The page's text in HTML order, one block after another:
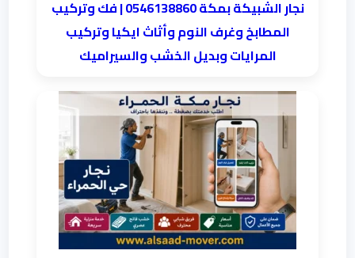
نجار الشبيكة بمكة 0546138860⁩ | فك وتركيب
المطابخ وغرف النوم وأثاث ايكيا وتركيب
المرايات وبديل الخشب والسيراميك